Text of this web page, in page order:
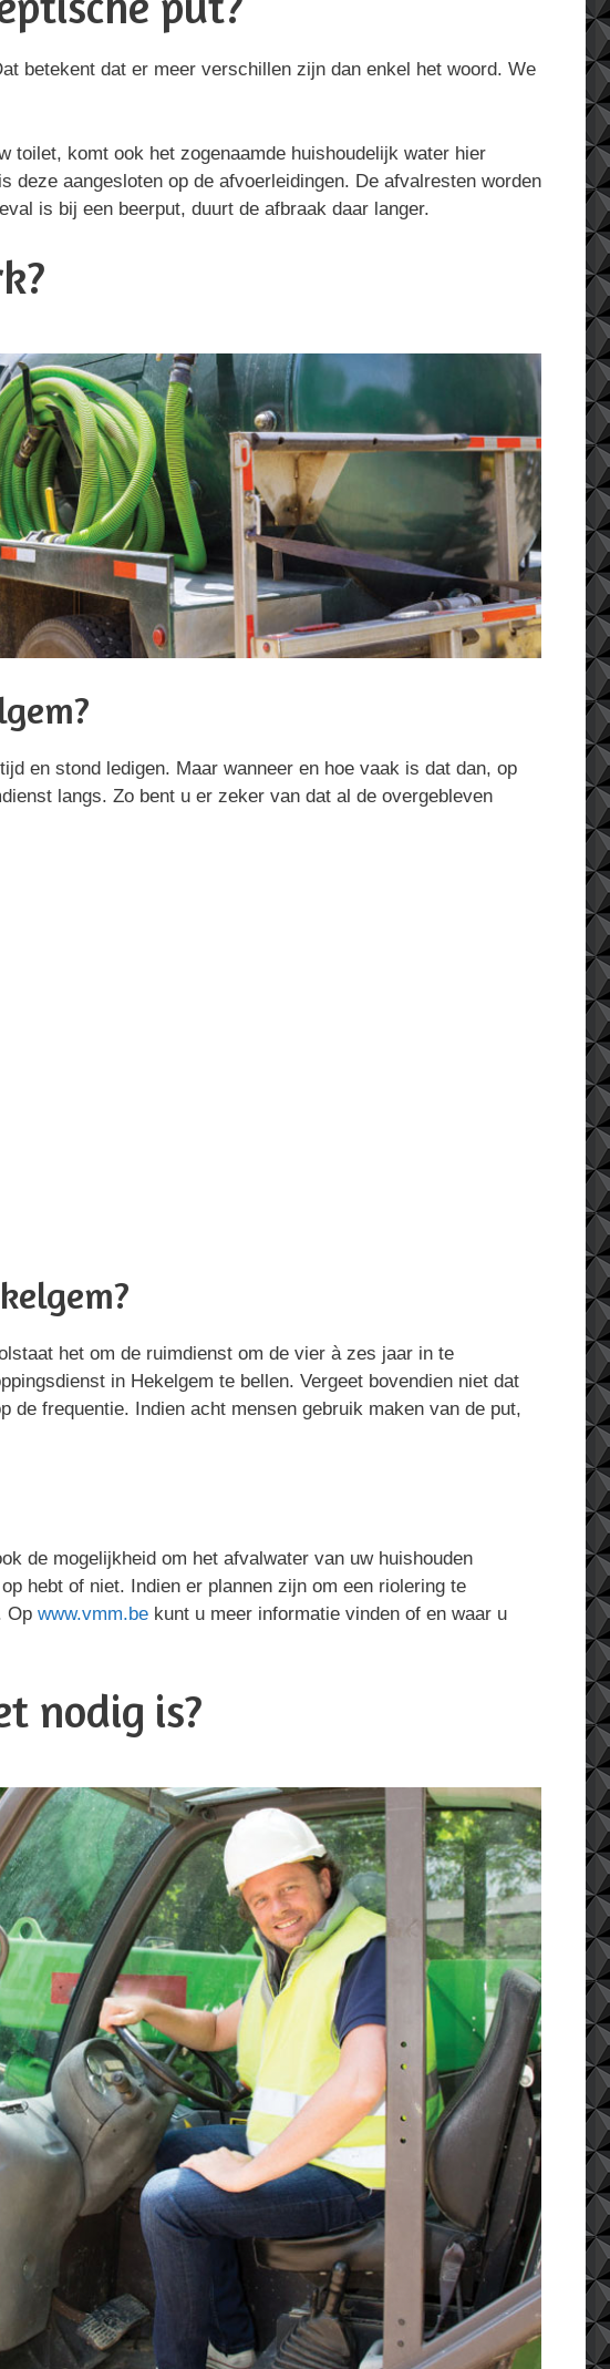
betekent dat er meer verschillen zijn dan enkel het woord. We
toilet, komt ook het zogenaamde huishoudelijk water hier
aangesloten op de afvoerleidingen. De afvalresten worden
is bij een beerput, duurt de afbraak daar langer.
en stond ledigen. Maar wanneer en hoe vaak is dat dan, op
langs. Zo bent u er zeker van dat al de overgebleven
het om de ruimdienst om de vier à zes jaar in te
in Hekelgem te bellen. Vergeet bovendien niet dat
de frequentie. Indien acht mensen gebruik maken van de put,
de mogelijkheid om het afvalwater van uw huishouden
hebt of niet. Indien er plannen zijn om een riolering te
Op www.vmm.be kunt u meer informatie vinden of en waar u
nodig is?